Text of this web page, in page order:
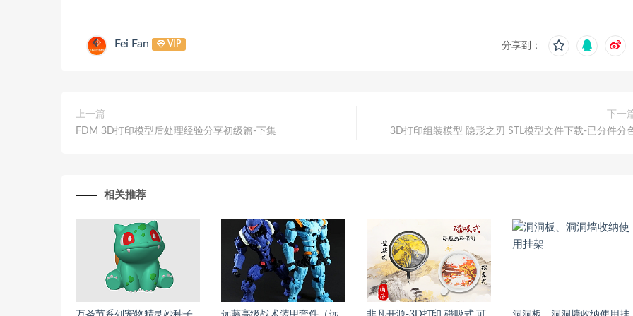
Fei Fan VIP 分享到：
上一篇
FDM 3D打印模型后处理经验分享初级篇-下集
下一
3D打印组装模型 隐形之刃 STL模型文件下载-已分件分
相关推荐